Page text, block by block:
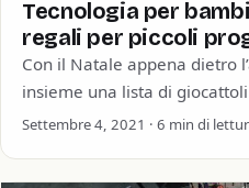
Tecnologia per
regali per piccoli
Con il Natale appena dietro
insieme una lista di
soprattutto intelligenti per i
Settembre 4, 2021 · 6 min di